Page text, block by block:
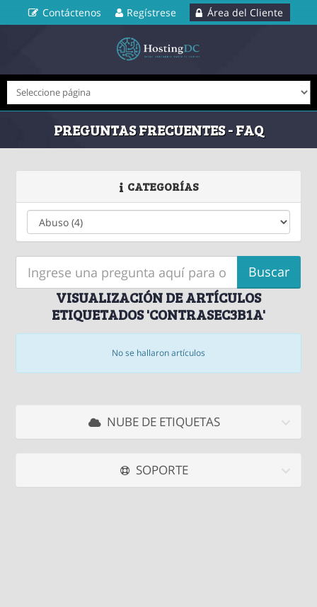
Contáctenos Regístrese Área del Cliente
PREGUNTAS FRECUENTES - FAQ
CATEGORÍAS
VISUALIZACIÓN DE ARTÍCULOS
ETIQUETADOS 'CONTRASEC3B1A'
No se hallaron artículos
NUBE DE ETIQUETAS
SOPORTE